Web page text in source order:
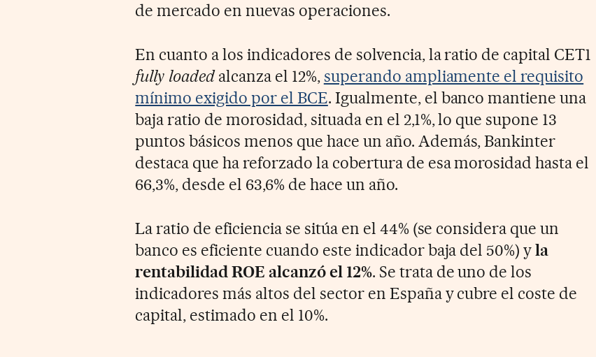
de mercado en nuevas operaciones.
En cuanto a los indicadores de solvencia, la ratio de capital CET1
fully loadedalcanza el 12%, superando ampliamente el requisito
mínimo exigido por el BCE. Igualmente, el banco mantiene una
baja ratio de morosidad, situada en el 2,1%, lo que supone 13
puntos básicos menos que hace un año. Además, Bankinter
destaca que ha reforzado la cobertura de esa morosidad hasta el
66,3%, desde el 63,6% de hace un año.
La ratio de eficiencia se sitúa en el 44% (se considera que un
banco es eficiente cuando este indicador baja del 50%) yla
rentabilidad ROE alcanzó el 12%. Se trata de uno de los
indicadores más altos del sector en España y cubre el coste de
capital, estimado en el 10%.